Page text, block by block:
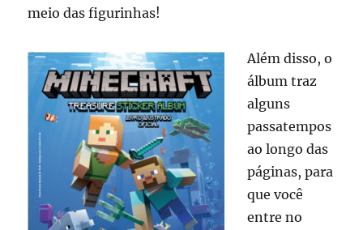
meio das figurinhas!
Além disso, o
álbum traz
alguns
passatempos
ao longo das
páginas, para
que você
entre no